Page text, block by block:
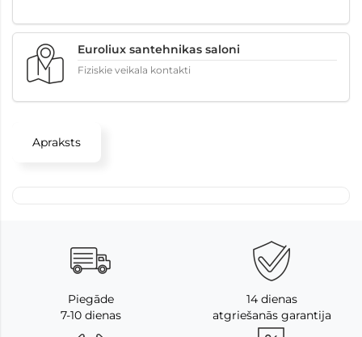
Euroliux santehnikas saloni
Fiziskie veikala kontakti
Apraksts
Piegāde
7-10 dienas
14 dienas
atgriešanās garantija